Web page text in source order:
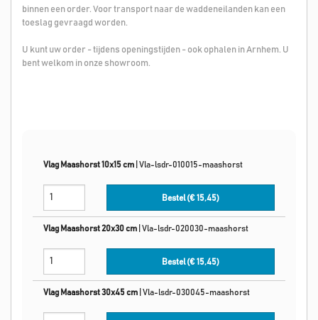
binnen een order. Voor transport naar de waddeneilanden kan een
toeslag gevraagd worden.
U kunt uw order - tijdens openingstijden - ook ophalen in Arnhem. U
bent welkom in onze showroom.
Vlag Maashorst 10x15 cm Vla-lsdr-010015-maashorst
Bestel (€15,45)
Vlag Maashorst 20x30 cm Vla-lsdr-020030-maashorst
Bestel (€15,45)
Vlag Maashorst 30x45 cm Vla-lsdr-030045-maashorst